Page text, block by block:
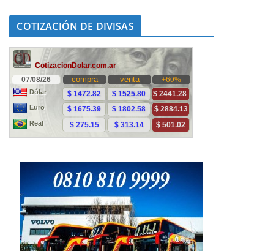
COTIZACIÓN DE DIVISAS